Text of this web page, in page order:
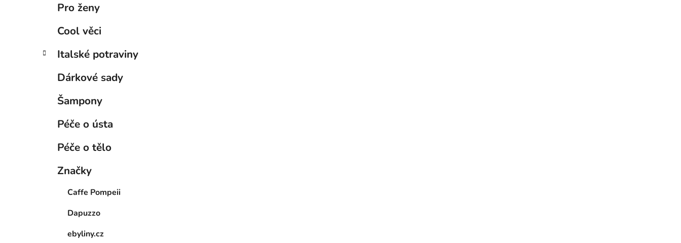
Pro ženy
Cool věci
Italské potraviny
Dárkové sady
Šampony
Péče o ústa
Péče o tělo
Značky
Caffe Pompeii
Dapuzzo
ebyliny.cz